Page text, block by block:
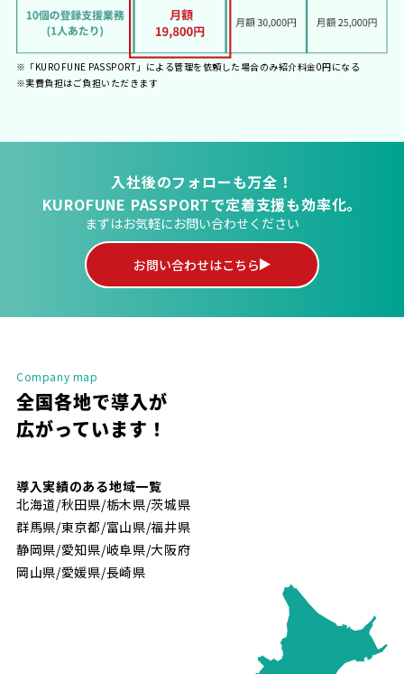
※「KUROFUNE PASSPORT」による管理を依頼した場合のみ紹介料金0円になる
※実費負担はご負担いただきます
入社後のフォローも万全！
KUROFUNE PASSPORTで定着支援も効率化。
まずはお気軽にお問い合わせください
お問い合わせはこちら
Company map
全国各地で導入が
広がっています！
導入実績のある地域一覧
北海道/秋田県/栃木県/茨城県
群馬県/東京都/富山県/福井県
静岡県/愛知県/岐阜県/大阪府
岡山県/愛媛県/長崎県